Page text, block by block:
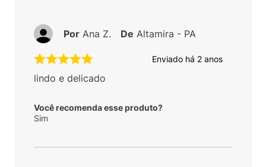
Enviado há 2 anos
lindo e delicado
Você recomenda esse produto?
Sim
Por Ana Z. De Altamira - PA